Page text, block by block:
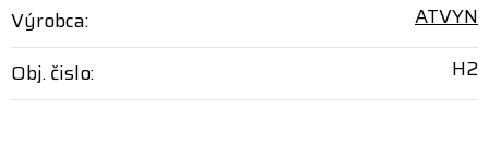
Výrobca:
ATVYN
Obj. čislo:
H2